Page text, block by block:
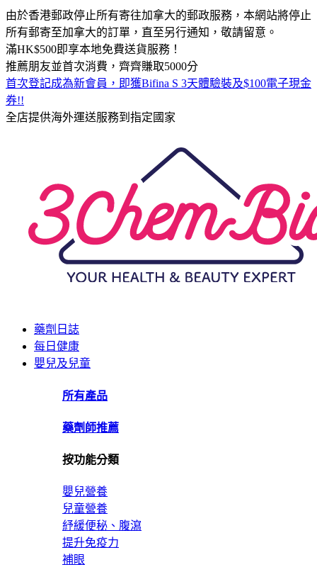
由於香港郵政停止所有寄往加拿大的郵政服務，本網站將停止
所有郵寄至加拿大的訂單，直至另行通知，敬請留意。
滿HK$500即享本地免費送貨服務！
推薦朋友並首次消費，齊齊賺取5000分
首次登記成為新會員，即獲Bifina S 3天體驗裝及$100電子現金
券!!
全店提供海外運送服務到指定國家
藥劑日誌
每日健康
嬰兒及兒童
所有產品
藥劑師推薦
按功能分類
嬰兒營養
兒童營養
紓緩便秘、腹瀉
提升免疫力
補眼